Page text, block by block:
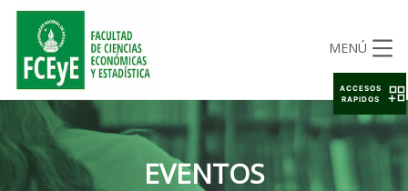
MENÚ
EVENTOS
ACCESOS
RAPIDOS